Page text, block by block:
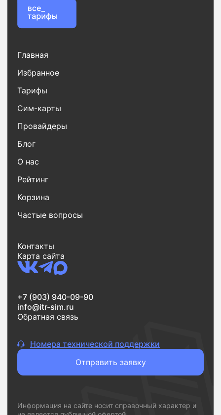
Главная
Избранное
Тарифы
Сим-карты
Провайдеры
Блог
О нас
Рейтинг
Корзина
Частые вопросы
Контакты
Карта сайта
+7 (903) 940-09-90
info@itr-sim.ru
Обратная связь
Номера технической поддержки
Отправить заявку
Информация на сайте носит справочный характер и